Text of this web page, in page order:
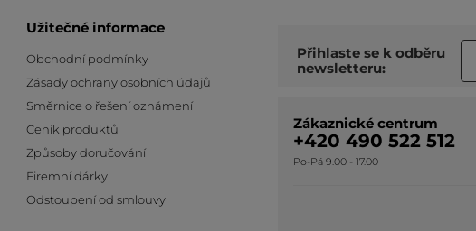
Užitečné informace
Obchodní podmínky
Zásady ochrany osobních údajů
Směrnice o řešení oznámení
Ceník produktů
Způsoby doručování
Firemní dárky
Odstoupení od smlouvy
Přihlaste se k odběru
newsletteru:
Zákaznické centrum
+420 490 522 512
Po-Pá 9.00 - 17.00